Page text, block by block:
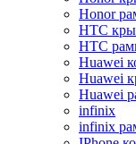
Honor
HTC
HTC
Huawei
Huawei
Huawei
infinix
infinix